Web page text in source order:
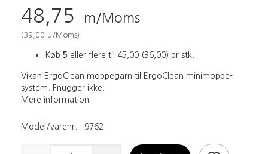
48,75 m/Moms
(39,00 u/Moms)
Køb 5 eller flere til 45,00 (36,00) pr stk.
Vikan ErgoClean moppegarn til ErgoClean minimoppe-
system. Fnugger ikke.
Mere information
Model/varenr.: 9762